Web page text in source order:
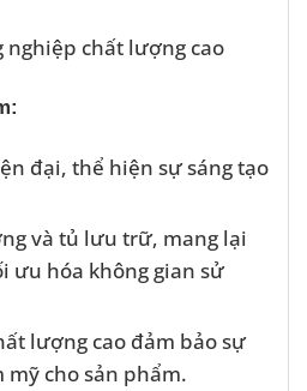
nghiệp chất lượng cao
đại, thể hiện sự sáng tạo
và tủ lưu trữ, mang lại
ưu hóa không gian sử
lượng cao đảm bảo sự
cho sản phẩm.